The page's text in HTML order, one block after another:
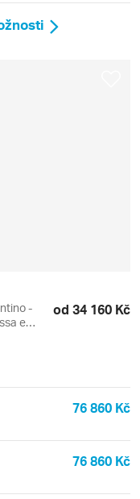
-
e
od 34 160 Kč
76 860 Kč
76 860 Kč